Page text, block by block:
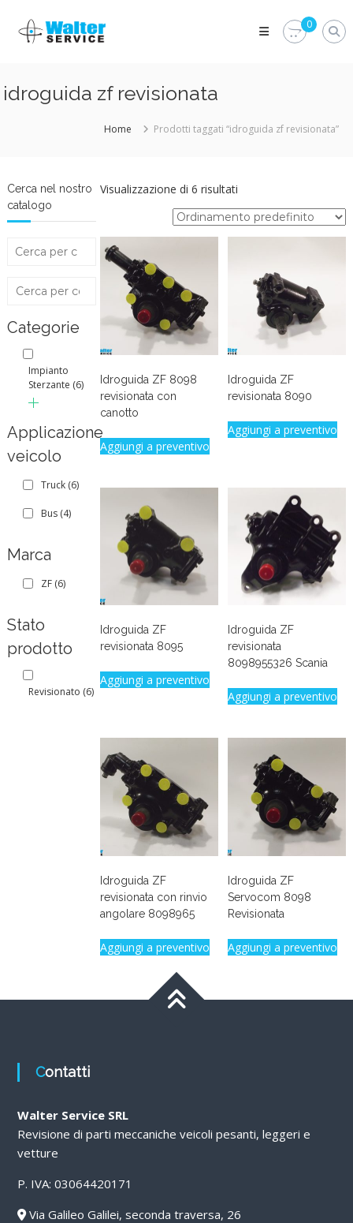
content
Walter
Service
parti
Walter
Service
Srl
0
idroguida zf revisionata
Home Prodotti taggati “idroguida zf revisionata”
Visualizzazione di 6 risultati
Idroguida ZF 8098
revisionata con
canotto
Aggiungi a preventivo
Idroguida ZF
revisionata 8090
Aggiungi a preventivo
Idroguida ZF
revisionata 8095
Aggiungi a preventivo
Idroguida ZF
revisionata
8098955326 Scania
Aggiungi a preventivo
Idroguida ZF
revisionata con rinvio
angolare 8098965
Aggiungi a preventivo
Idroguida ZF
Servocom 8098
Revisionata
Aggiungi a preventivo
Cerca nel nostro
catalogo
Categorie
Impianto
Sterzante (6)
Applicazione
veicolo
Truck (6)
Bus (4)
Marca
ZF (6)
Stato
prodotto
Revisionato (6)
Contatti
Walter Service SRL
Revisione di parti meccaniche veicoli pesanti, leggeri e
vetture
P. IVA: 03064420171
Via Galileo Galilei, seconda traversa, 26